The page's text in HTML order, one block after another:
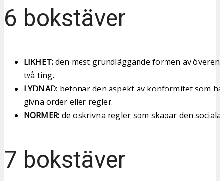
6 bokstäver
LIKHET: den mest grundläggande formen av
två ting.
LYDNAD: betonar den aspekt av konformitet som
givna order eller regler.
NORMER: de oskrivna regler som skapar den
7 bokstäver